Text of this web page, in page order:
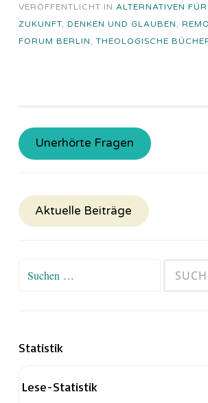
VERÖFFENTLICHT IN ALTERNATIVEN
ZUKUNFT, DENKEN UND GLAUBEN,
FORUM BERLIN, THEOLOGISCHE
Unerhörte Fragen
Aktuelle Beiträge
Suchen
Statistik
Lese-Statistik